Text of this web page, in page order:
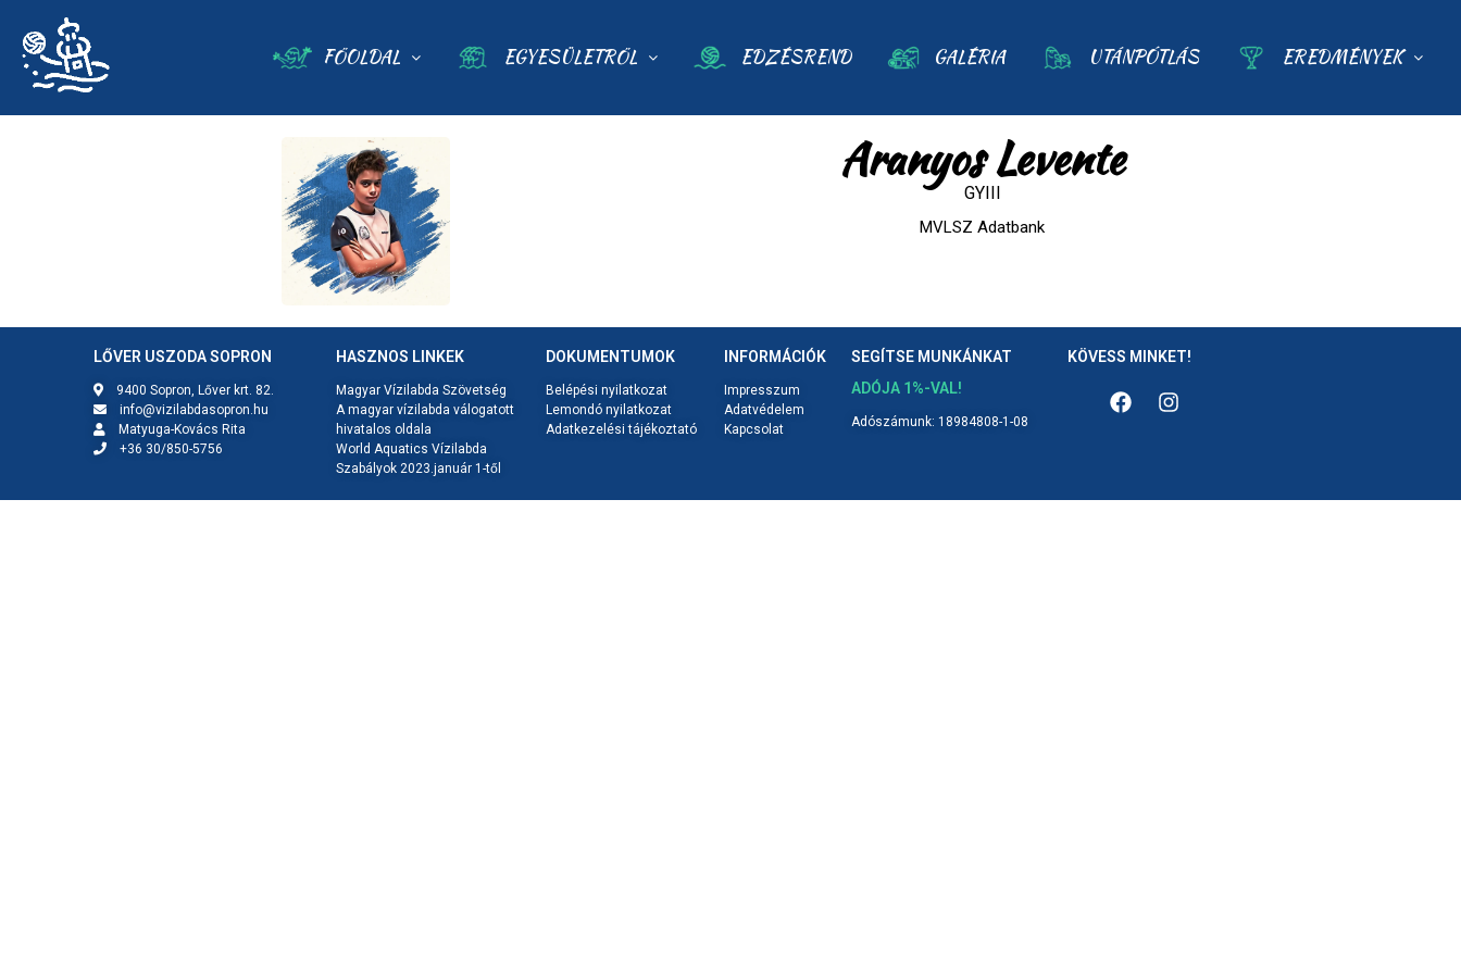
FŐOLDAL EGYESÜLETRŐL EDZÉSREND GALÉRIA UTÁNPÓTLÁS EREDMÉNYEK
Aranyos Levente
GYIII
MVLSZ Adatbank
LŐVER USZODA SOPRON
9400 Sopron, Lőver krt. 82.
info@vizilabdasopron.hu
Matyuga-Kovács Rita
+36 30/850-5756
HASZNOS LINKEK
Magyar Vízilabda Szövetség
A magyar vízilabda válogatott
hivatalos oldala
World Aquatics Vízilabda
Szabályok 2023.január 1-től
DOKUMENTUMOK
Belépési nyilatkozat
Lemondó nyilatkozat
Adatkezelési tájékoztató
INFORMÁCIÓK
Impresszum
Adatvédelem
Kapcsolat
SEGÍTSE MUNKÁNKAT
ADÓJA 1%-VAL!
Adószámunk: 18984808-1-08
KÖVESS MINKET!